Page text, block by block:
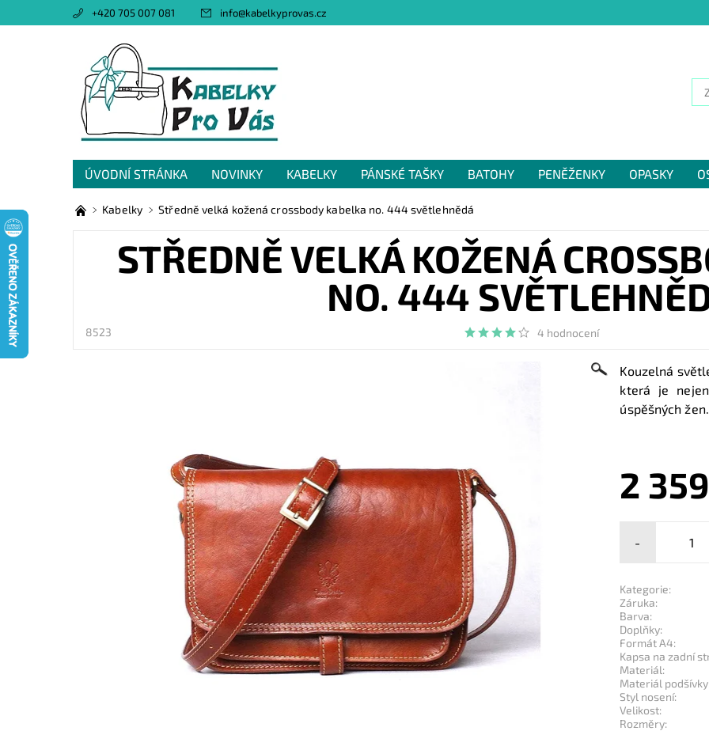
+420 705 007 081 info@kabelkyprovas.cz
ÚVODNÍ STRÁNKA NOVINKY KABELKY PÁNSKÉ TAŠKY BATOHY PENĚŽENKY OPASKY
OBCHODNÍ PODMÍNKY
GDPR NAPIŠTE NÁM
Kabelky Středně velká kožená crossbody kabelka no. 444 světlehnědá
STŘEDNĚ VELKÁ KOŽENÁ
NO. 444
8523 4 hodnocení
Kouzelná
která je
úspěšných
2
-
Kategorie:
Záruka:
Barva:
Doplňky:
Formát A4:
Kapsa na zadní
Materiál:
Materiál
Styl nosení:
Velikost:
Rozměry: